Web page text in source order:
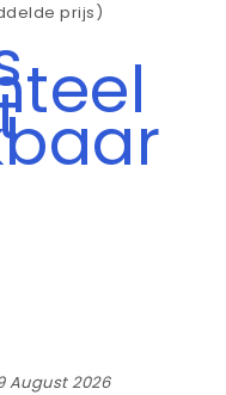
prijs)
August 2026